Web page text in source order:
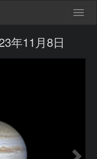
年11月8日